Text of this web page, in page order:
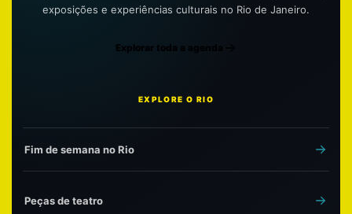
exposições e experiências culturais no Rio de Janeiro.
Explorar toda a agenda
EXPLORE O RIO
Fim de semana no Rio
Peças de teatro